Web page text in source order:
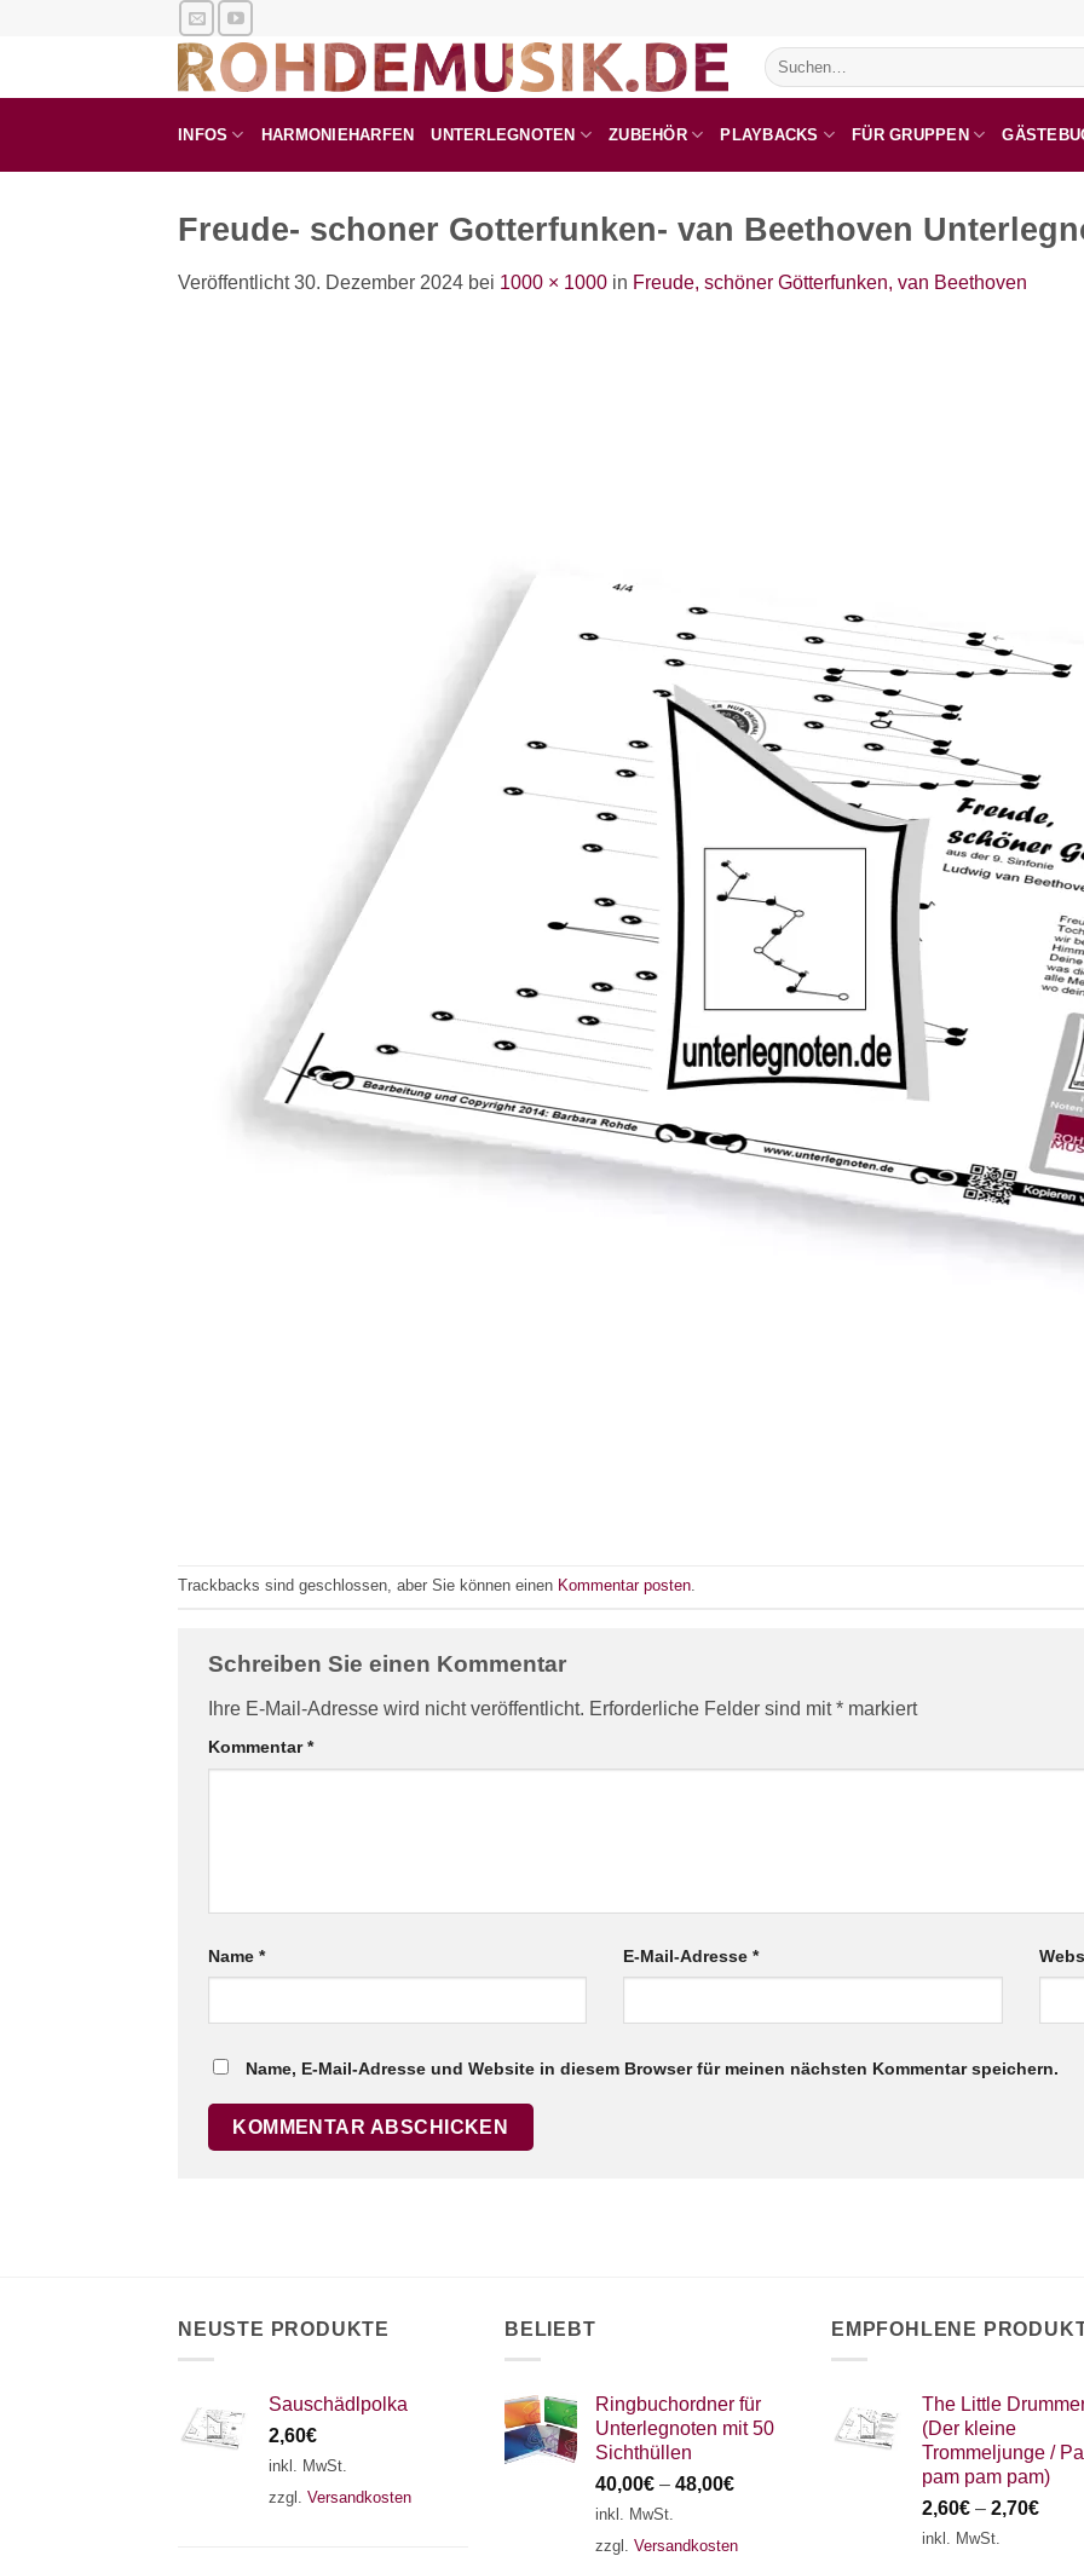
Suchen
nach:
INFOS HARMONIEHARFEN UNTERLEGNOTEN ZUBEHÖR PLAYBACKS FÜR GRUPPEN
Freude- schoner Gotterfunken- van Beethoven
Veröffentlicht30. Dezember 2024 bei 1000 × 1000 in Freude, schöner Götterfunken, van Beethoven
Trackbacks sind geschlossen, aber Sie können einen Kommentar posten
Schreiben Sie einen Kommentar
Ihre E-Mail-Adresse wird nicht veröffentlicht. Erforderliche Felder sind mit* markiert
Kommentar*
Name * E-Mail-Adresse*
Name, E-Mail-Adresse und Website in diesem Browser für meinen nächsten Kommentar speichern.
NEUSTE PRODUKTE
Sauschädlpolka
2,60€
inkl. MwSt.
zzgl. Versandkosten
BELIEBT
Ringbuchordner für
Unterlegnoten mit 50
Sichthüllen
40,00€ – 48,00€
inkl. MwSt.
zzgl. Versandkosten
EMPFOHLENE
The Little
(Der kleine
Trommeljunge /
pam pam pam)
2,60€ – 2,70€
inkl. MwSt.